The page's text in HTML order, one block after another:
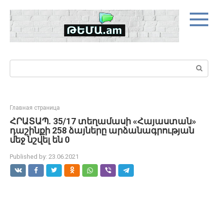
content
Search:
Главная страница
ՀՐԱՏԱՊ. 35/17 տեղամասի «Հայաստան»
դաշինքի 258 ձայները արձանագրության
մեջ նշվել են 0
Published by: 23.06.2021